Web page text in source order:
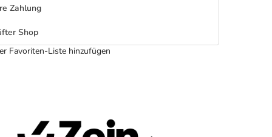
Zahlung
Shop
Favoriten-Liste hinzufügen